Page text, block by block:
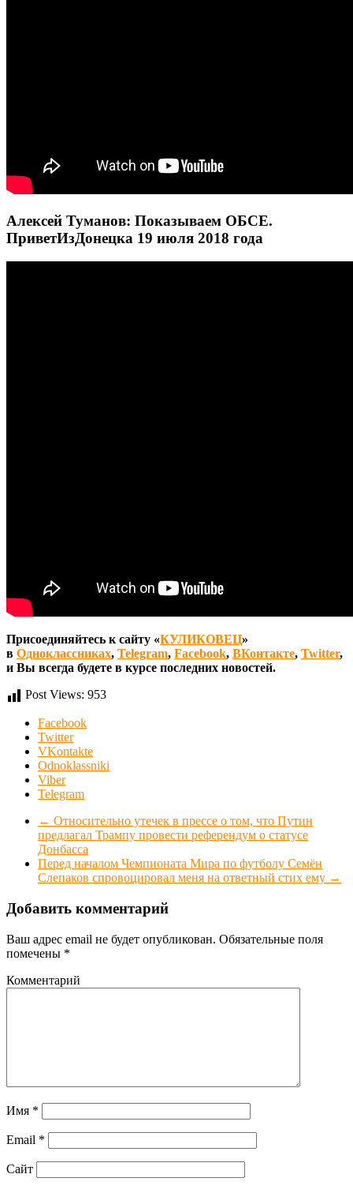
Алексей Туманов: Показываем ОБСЕ.
ПриветИзДонецка 19 июля 2018 года
Присоединяйтесь к сайту «КУЛИКОВЕЦ»
в Одноклассниках, Telegram, Facebook, ВКонтакте, Twitter,
и Вы всегда будете в курсе последних новостей.
Post Views: 953
Facebook
Twitter
VKontakte
Odnoklassniki
Viber
Telegram
← Относительно утечек в прессе о том, что Путин
предлагал Трампу провести референдум о статусе
Донбасса
Перед началом Чемпионата Мира по футболу Семён
Слепаков спровоцировал меня на ответный стих ему →
Добавить комментарий
Ваш адрес email не будет опубликован. Обязательные поля
помечены *
Комментарий
Имя *
Email *
Сайт